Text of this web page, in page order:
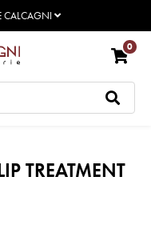
CALCAGNI
0
TREATMENT